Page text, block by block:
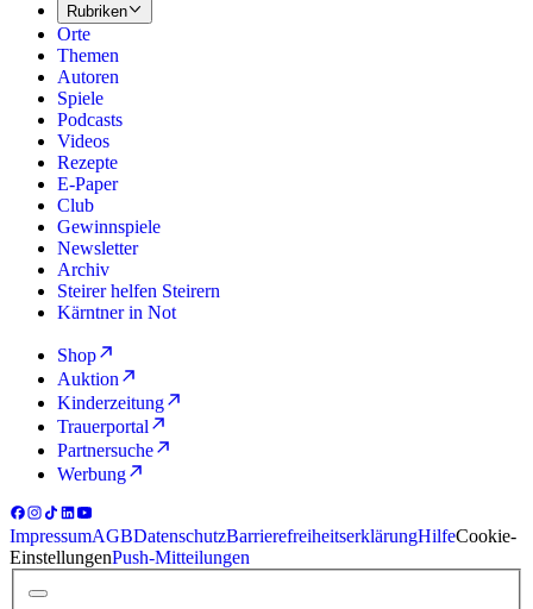
Rubriken
Orte
Themen
Autoren
Spiele
Podcasts
Videos
Rezepte
E-Paper
Club
Gewinnspiele
Newsletter
Archiv
Steirer helfen Steirern
Kärntner in Not
Shop
Auktion
Kinderzeitung
Trauerportal
Partnersuche
Werbung
ImpressumAGBDatenschutzBarrierefreiheitserklärungHilfeCookie-
EinstellungenPush-Mitteilungen